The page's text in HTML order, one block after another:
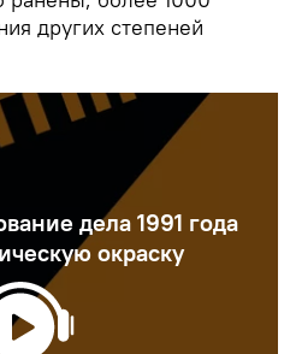
других степеней
дела 1991 года
окраску